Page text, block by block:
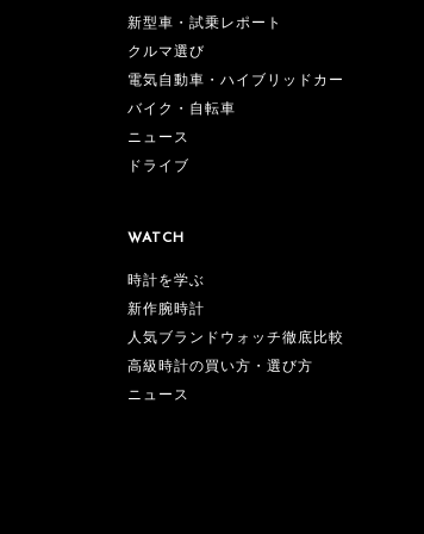
新型車・試乗レポート
クルマ選び
電気自動車・ハイブリッドカー
バイク・自転車
ニュース
ドライブ
WATCH
時計を学ぶ
新作腕時計
人気ブランドウォッチ徹底比較
高級時計の買い方・選び方
ニュース